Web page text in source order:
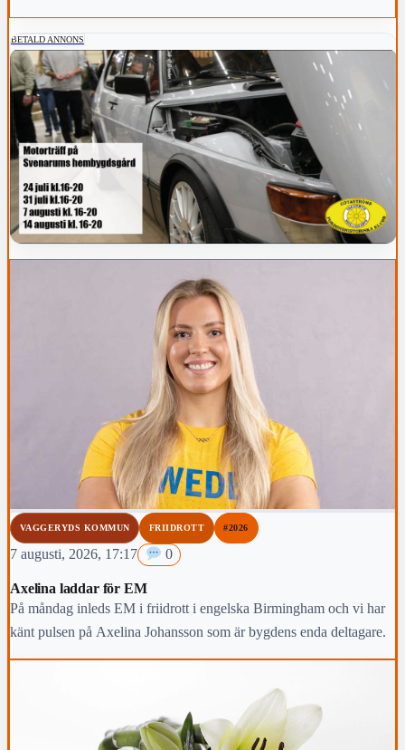
BETALD ANNONS
VAGGERYDS KOMMUN FRIIDROTT #2026
7 augusti, 2026, 17:17 0
Axelina laddar för EM
På måndag inleds EM i friidrott i engelska Birmingham och vi har
känt pulsen på Axelina Johansson som är bygdens enda deltagare.